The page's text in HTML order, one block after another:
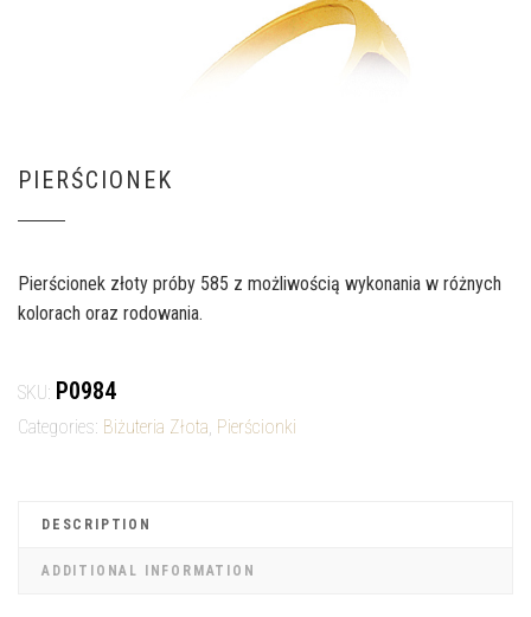
PIERŚCIONEK
Pierścionek złoty próby 585 z możliwością wykonania w różnych
kolorach oraz rodowania.
SKU: P0984
Categories: Biżuteria Złota Pierścionki
DESCRIPTION
ADDITIONAL INFORMATION